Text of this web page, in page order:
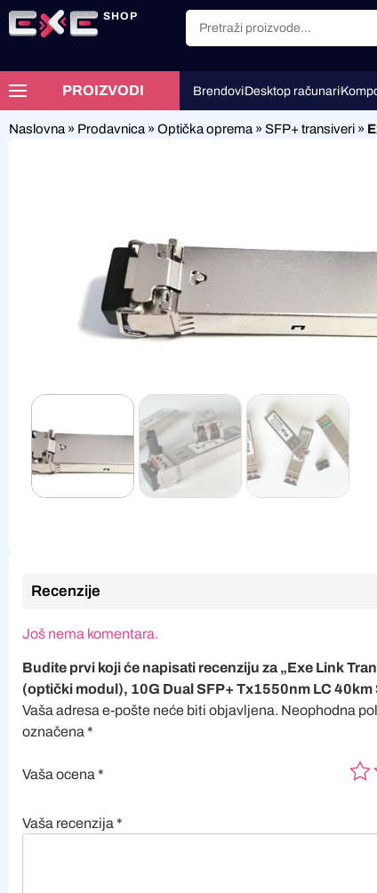
SHOP
PROIZVODI BrendoviDesktop računari
Naslovna » Prodavnica » Optička oprema » SFP+ transiveri »
Recenzije
Još nema komentara.
Budite prvi koji će napisati recenziju za „Exe Link
(optički modul), 10G Dual SFP+ Tx1550nm LC 40km
Vaša adresa e-pošte neće biti objavljena. Neophodna
označena *
Vaša ocena*
Vaša recenzija *